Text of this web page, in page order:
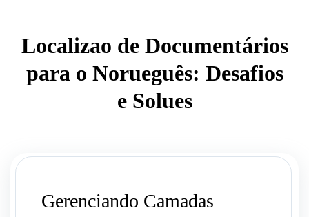
Localizao de Documentários
para o Norueguês: Desafios
e Solues
Gerenciando Camadas